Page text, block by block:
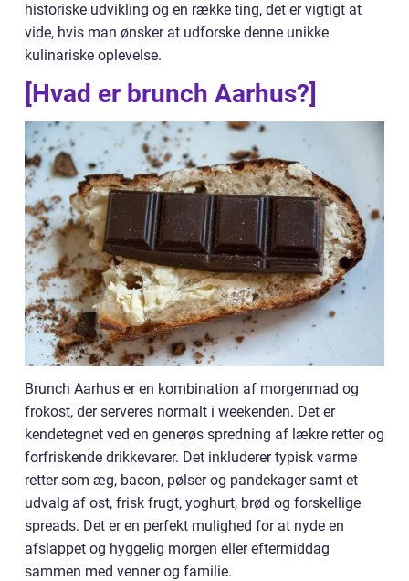
historiske udvikling og en række ting, det er vigtigt at
vide, hvis man ønsker at udforske denne unikke
kulinariske oplevelse.
[Hvad er brunch Aarhus?]
Brunch Aarhus er en kombination af morgenmad og
frokost, der serveres normalt i weekenden. Det er
kendetegnet ved en generøs spredning af lækre retter og
forfriskende drikkevarer. Det inkluderer typisk varme
retter som æg, bacon, pølser og pandekager samt et
udvalg af ost, frisk frugt, yoghurt, brød og forskellige
spreads. Det er en perfekt mulighed for at nyde en
afslappet og hyggelig morgen eller eftermiddag
sammen med venner og familie.